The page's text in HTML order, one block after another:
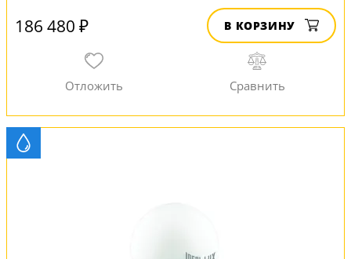
186 480 ₽ В КОРЗИНУ